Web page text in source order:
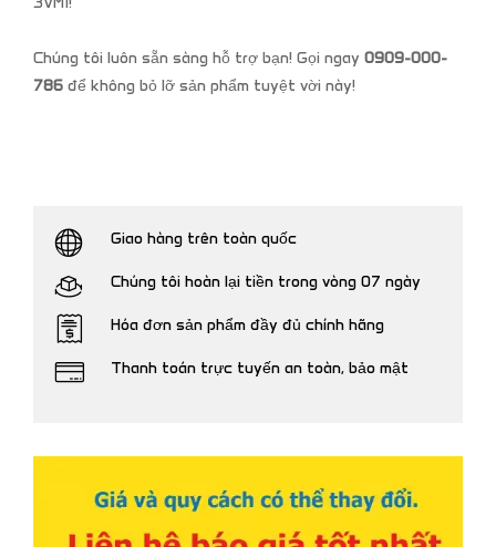
Chúng tôi luôn sẵn sàng hỗ trợ bạn! Gọi ngay 0909-000-
786 để không bỏ lỡ sản phẩm tuyệt vời này!
Giao hàng trên toàn quốc
Chúng tôi hoàn lại tiền trong vòng 07 ngày
Hóa đơn sản phẩm đầy đủ chính hãng
Thanh toán trực tuyến an toàn, bảo mật